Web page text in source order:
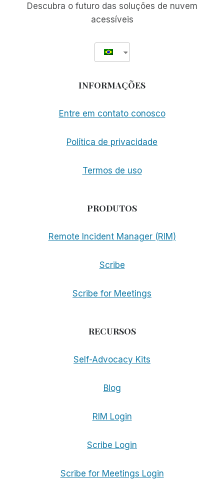
Descubra o futuro das soluções de nuvem
acessíveis
INFORMAÇÕES
Entre em contato conosco
Política de privacidade
Termos de uso
PRODUTOS
Remote Incident Manager (RIM)
Scribe
Scribe for Meetings
RECURSOS
Self-Advocacy Kits
Blog
RIM Login
Scribe Login
Scribe for Meetings Login